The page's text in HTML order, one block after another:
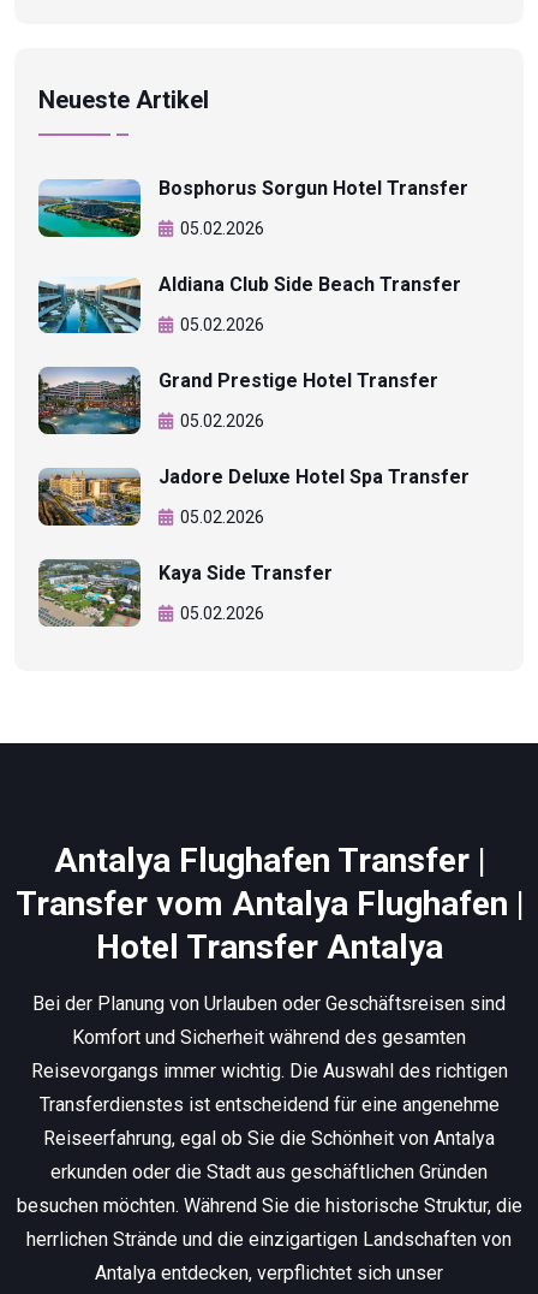
Neueste Artikel
Bosphorus Sorgun Hotel Transfer
05.02.2026
Aldiana Club Side Beach Transfer
05.02.2026
Grand Prestige Hotel Transfer
05.02.2026
Jadore Deluxe Hotel Spa Transfer
05.02.2026
Kaya Side Transfer
05.02.2026
Antalya Flughafen Transfer |
Transfer vom Antalya Flughafen |
Hotel Transfer Antalya
Bei der Planung von Urlauben oder Geschäftsreisen sind
Komfort und Sicherheit während des gesamten
Reisevorgangs immer wichtig. Die Auswahl des richtigen
Transferdienstes ist entscheidend für eine angenehme
Reiseerfahrung, egal ob Sie die Schönheit von Antalya
erkunden oder die Stadt aus geschäftlichen Gründen
besuchen möchten. Während Sie die historische Struktur, die
herrlichen Strände und die einzigartigen Landschaften von
Antalya entdecken, verpflichtet sich unser